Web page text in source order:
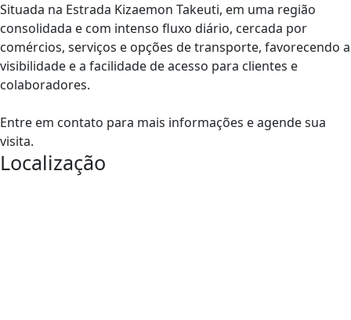
Situada na Estrada Kizaemon Takeuti, em uma região
consolidada e com intenso fluxo diário, cercada por
comércios, serviços e opções de transporte, favorecendo a
visibilidade e a facilidade de acesso para clientes e
colaboradores.
Entre em contato para mais informações e agende sua
visita.
Localização